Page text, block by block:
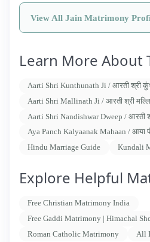
View All Jain Matrimony
Learn More About
Aarti Shri Kunthunath Ji / आरती श्री
Aarti Shri Mallinath Ji / आरती श्री
Aarti Shri Nandishwar Dweep / आरती
Aya Panch Kalyaanak Mahaan / आया
Hindu Marriage Guide
Kundali
Explore Helpful
Free Christian Matrimony India
Free Gaddi Matrimony | Himachal
Roman Catholic Matrimony
All